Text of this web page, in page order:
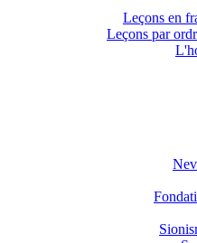
Leçons en
Leçons par